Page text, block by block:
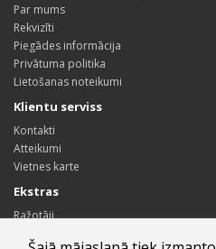
Par mums
Rekvizīti
Piegādes informācija
Privātuma politika
Lietošanas noteikumi
Klientu serviss
Kontakti
Atteikumi
Vietnes karte
Ekstras
Ražotāji